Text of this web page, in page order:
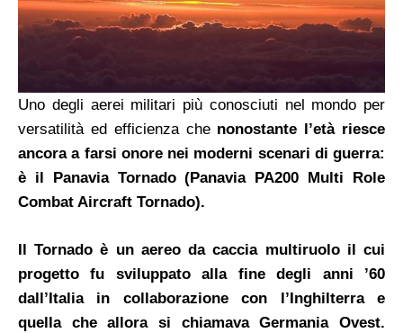
Uno degli aerei militari più conosciuti nel mondo per
versatilità ed efficienza che nonostante l’età riesce
ancora a farsi onore nei moderni scenari di guerra:
è il Panavia Tornado (Panavia PA200 Multi Role
Combat Aircraft Tornado).
Il Tornado è un aereo da caccia multiruolo il cui
progetto fu sviluppato alla fine degli anni ’60
dall’Italia in collaborazione con l’Inghilterra e
quella che allora si chiamava Germania Ovest.